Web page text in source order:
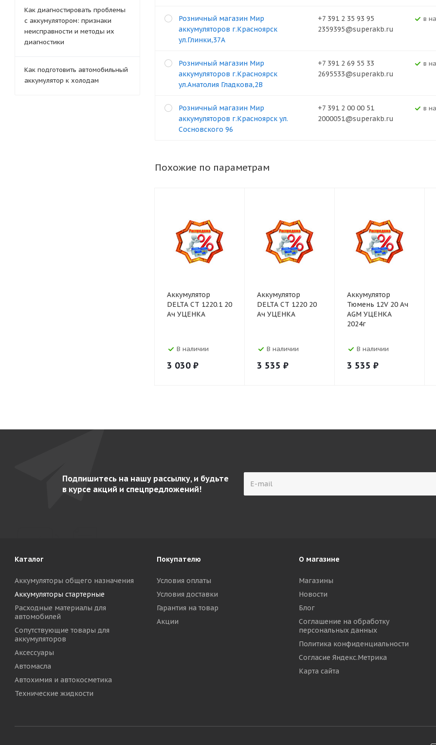
+7 391 2 35 93 95
2359395@superakb.ru
В
Розничный магазин Мир
аккумуляторов г.Красноярск
ул.Глинки,37А
+7 391 2 69 55 33
2695533@superakb.ru
В
Розничный магазин Мир
аккумуляторов г.Красноярск
ул.Анатолия Гладкова,2В
+7 391 2 00 00 51
2000051@superakb.ru
В
Розничный магазин Мир
аккумуляторов г.Красноярск ул.
Сосновского 96
Похожие по параметрам
Аккумулятор
DELTA CT 1220.1 20
Ач УЦЕНКА
В наличии
3 030 ₽
Аккумулятор
DELTA CT 1220 20
Ач УЦЕНКА
В наличии
3 535 ₽
Аккумулятор
Тюмень 12V 20 Ач
AGM УЦЕНКА
2024г
В наличии
3 535 ₽
Как диагностировать проблемы
с аккумулятором: признаки
неисправности и методы их
диагностики
Как подготовить автомобильный
аккумулятор к холодам
Подпишитесь на нашу рассылку, и будьте
в курсе акций и спецпредложений!
Каталог
Аккумуляторы общего назначения
Аккумуляторы стартерные
Расходные материалы для
автомобилей
Сопутствующие товары для
аккумуляторов
Аксессуары
Автомасла
Автохимия и автокосметика
Технические жидкости
Покупателю
Условия оплаты
Условия доставки
Гарантия на товар
Акции
О магазине
Магазины
Новости
Блог
Соглашение на обработку
персональных данных
Политика конфиденциальности
Согласие Яндекс.Метрика
Карта сайта